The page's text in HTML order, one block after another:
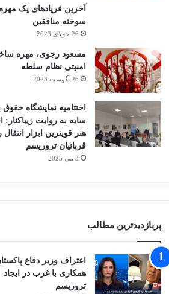
آخرین فریادهای یک مهره
سوخته منافقین
26 جولای 2023
مسعود رجوی، مهره
امنیتی نظام سلطه
26 آگوست 2023
اختتامیه نمایشگاه
سایه به روایت زیباکنار:
هنر قویترین ابزار
قربانیان تروریسم
3 می 2025
پربازدیدترین مطالب
اعتراف وزیر دفاع
همکاری با غرب در ایجاد
تروریسم